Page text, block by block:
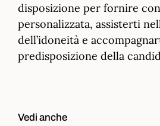
disposizione per fornire
personalizzata, assisterti
dell’idoneità e
predisposizione della
Vedi anche